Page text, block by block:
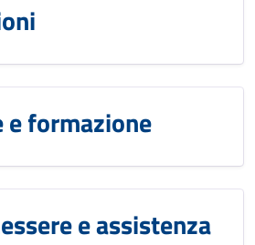
e formazione
e assistenza